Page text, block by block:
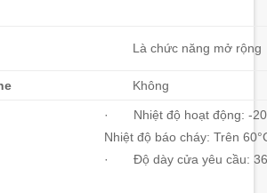
Là chức năng mở rộng
Không
· Nhiệt độ hoạt động: -
Nhiệt độ báo cháy: Trên
· Độ dày cửa yêu cầu: